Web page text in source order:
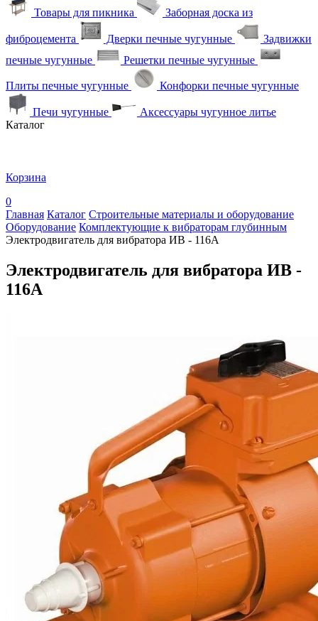
Товары для пикника Заборная доска из
фиброцемента Дверки печные чугунные
Задвижки
печные чугунные
Решетки печные чугунные
Плиты печные чугунные Конфорки печные чугунные
Печи чугунные
Аксессуары чугунное литье
Каталог
Корзина
0
Главная Каталог Строительные материалы и оборудование
Оборудование Комплектующие к вибраторам глубинным
Электродвигатель для вибратора ИВ - 116А
Электродвигатель для вибратора ИВ -
116А